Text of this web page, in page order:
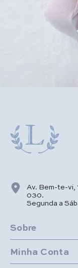
Av. Bem-te-vi,
030.
Segunda a
Sobre
Minha Conta